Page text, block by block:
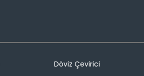
Döviz Çevirici